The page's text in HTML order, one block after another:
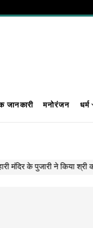
जानकारी मनोरंजन धर्म